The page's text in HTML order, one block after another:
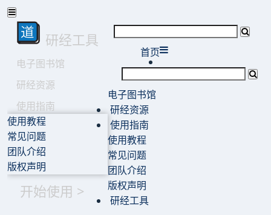
研经工具
电子图书馆
研经资源
使用指南
使用教程
常见问题
团队介绍
版权声明
开始使用 >
首页
电子图书馆
研经资源
使用指南
使用教程
常见问题
团队介绍
版权声明
研经工具